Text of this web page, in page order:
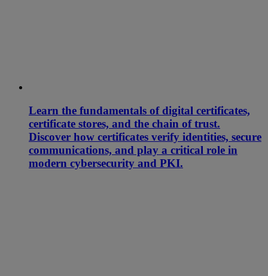
Learn the fundamentals of digital certificates,
certificate stores, and the chain of trust.
Discover how certificates verify identities, secure
communications, and play a critical role in
modern cybersecurity and PKI.